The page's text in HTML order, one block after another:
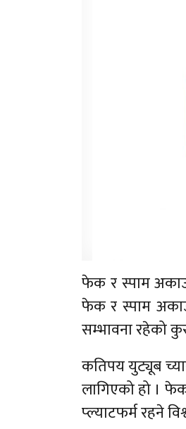
फेक र स्पाम
फेक र स्पाम
सम्भावना रहेको
कतिपय युट्यूब
लागिएको हो ।
प्ल्याटफर्म रहने